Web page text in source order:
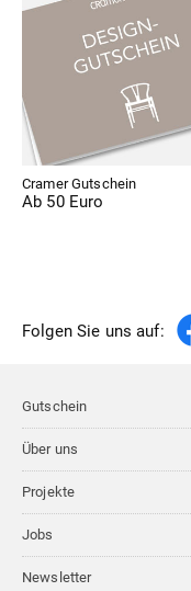
Jobs
Cramer Gutschein
Ab 50 Euro
Folgen Sie uns auf:
Gutschein
Über uns
Projekte
Jobs
Newsletter